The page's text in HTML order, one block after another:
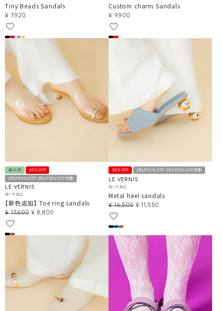
Tiny Beads Sandals
¥ 7,920
Custom charm Sandals
¥ 9,900
再入荷 50%OFF
2BUY10％OFF 3BUY15％OFF対象
LE VERNIS
ル・ベルニ
【新色追加】 Toe ring sandals
¥ 17,600 ¥ 8,800
30%OFF 2BUY10％OFF 3BUY15％OFF対象
LE VERNIS
ル・ベルニ
Metal heel sandals
¥ 16,500 ¥ 11,550